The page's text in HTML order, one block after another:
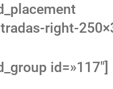
right-
id=»117″]